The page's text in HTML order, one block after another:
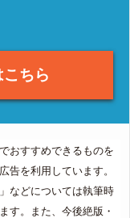
ちら
おすすめできるものを
告を利用しています。
などについては執筆時
す。また、今後絶版・